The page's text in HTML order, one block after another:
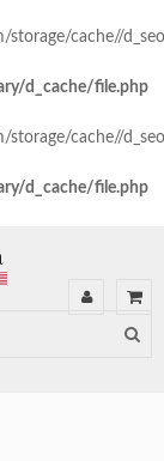
cache//
d_cache/file.php
cache//
d_cache/file.php